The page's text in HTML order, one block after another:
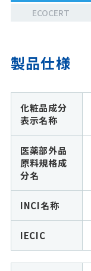
ECOCERT
製品仕様
化粧品成分
表示名称
医薬部外品
原料規格成
分名
INCI名称
IECIC